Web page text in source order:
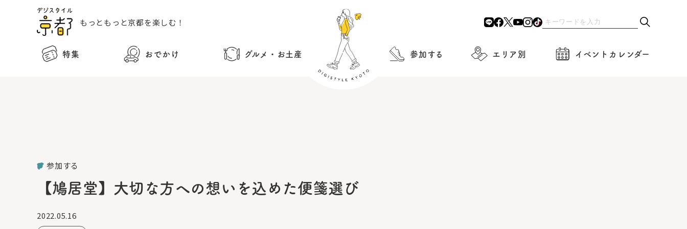
もっともっと京都を楽しむ！
特集 おでかけ グルメ・お土産 参加する エリア別 イベントカレンダー
参加する
【鳩居堂】大切な方への想いを込めた便箋選び
2022.05.16